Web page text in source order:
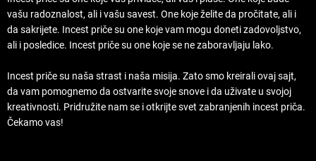
vašu radoznalost, ali i vašu savest. One koje želite da pročitate, ali i
da sakrijete. Incest priče su one koje vam mogu doneti zadovoljstvo,
ali i posledice. Incest priče su one koje se ne zaboravljaju lako.
Incest priče su naša strast i naša misija. Zato smo kreirali ovaj sajt,
da vam pomognemo da ostvarite svoje snove i da uživate u svojoj
kreativnosti. Pridružite nam se i otkrijte svet zabranjenih incest priča.
Čekamo vas!